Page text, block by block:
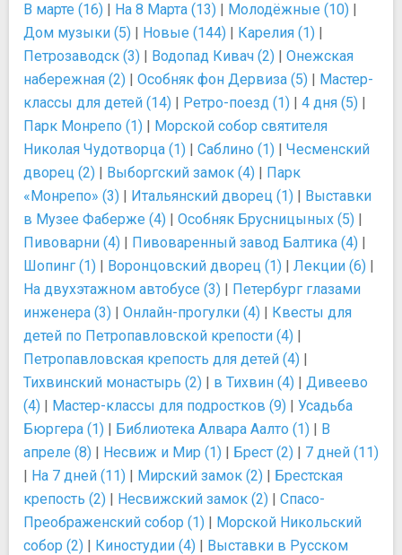
В марте (16) | На 8 Марта (13) | Молодёжные (10) |
Дом музыки (5) | Новые (144) | Карелия (1) |
Петрозаводск (3) | Водопад Кивач (2) | Онежская
набережная (2) | Особняк фон Дервиза (5) | Мастер-
классы для детей (14) | Ретро-поезд (1) | 4 дня (5) |
Парк Монрепо (1) | Морской собор святителя
Николая Чудотворца (1) | Саблино (1) | Чесменский
дворец (2) | Выборгский замок (4) | Парк
«Монрепо» (3) | Итальянский дворец (1) | Выставки
в Музее Фаберже (4) | Особняк Брусницыных (5) |
Пивоварни (4) | Пивоваренный завод Балтика (4) |
Шопинг (1) | Воронцовский дворец (1) | Лекции (6) |
На двухэтажном автобусе (3) | Петербург глазами
инженера (3) | Онлайн-прогулки (4) | Квесты для
детей по Петропавловской крепости (4) |
Петропавловская крепость для детей (4) |
Тихвинский монастырь (2) | в Тихвин (4) | Дивеево
(4) | Мастер-классы для подростков (9) | Усадьба
Бюргера (1) | Библиотека Алвара Аалто (1) | В
апреле (8) | Несвиж и Мир (1) | Брест (2) | 7 дней (11)
| На 7 дней (11) | Мирский замок (2) | Брестская
крепость (2) | Несвижский замок (2) | Спасо-
Преображенский собор (1) | Морской Никольский
собор (2) | Киностудии (4) | Выставки в Русском